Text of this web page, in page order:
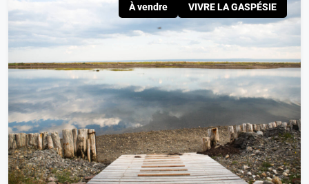
À vendre VIVRE LA GASPÉSIE